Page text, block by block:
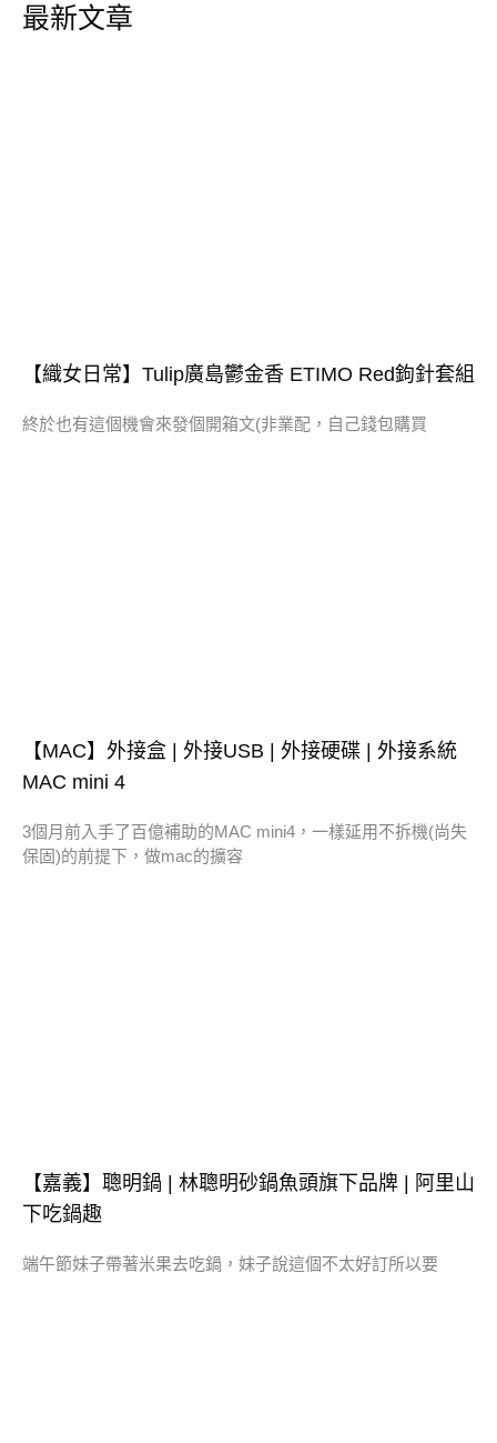
最新文章
【織女日常】Tulip廣島鬱金香 ETIMO Red鉤針套組
終於也有這個機會來發個開箱文(非業配，自己錢包購買
【MAC】外接盒 | 外接USB | 外接硬碟 | 外接系統
MAC mini 4
3個月前入手了百億補助的MAC mini4，一樣延用不拆機(尚失
保固)的前提下，做mac的擴容
【嘉義】聰明鍋 | 林聰明砂鍋魚頭旗下品牌 | 阿里山
下吃鍋趣
端午節妹子帶著米果去吃鍋，妹子說這個不太好訂所以要